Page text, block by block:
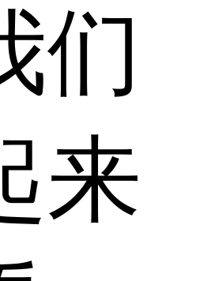
们
来